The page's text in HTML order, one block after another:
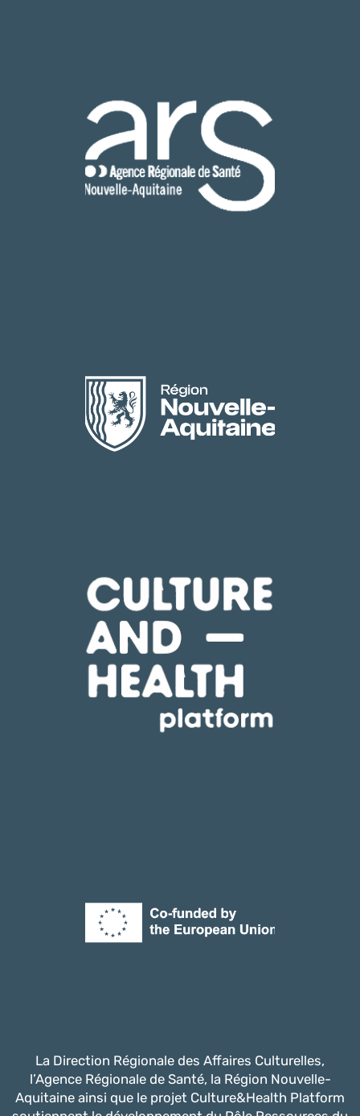
La Direction Régionale des Affaires Culturelles,
l’Agence Régionale de Santé, la Région Nouvelle-
Aquitaine ainsi que le projet Culture&Health Platform